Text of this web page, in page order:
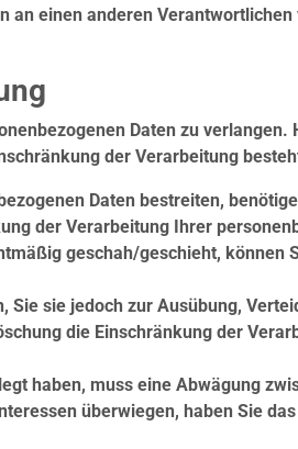
einen anderen
Daten zu
der Verarbeitung
Daten bestreiten,
der Verarbeitung Ihrer
geschah/geschieht, können
sie jedoch zur Ausübung,
die Einschränkung der
haben, muss eine Abwägung
überwiegen, haben Sie